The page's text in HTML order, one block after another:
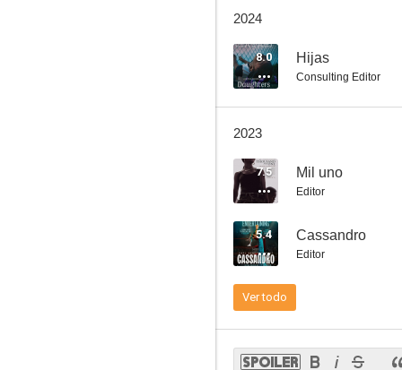
6.2
2024
8.0 Hijas
Consulting Editor
2023
7.5 Mil uno
Editor
5.4 Cassandro
Editor
Ver todo